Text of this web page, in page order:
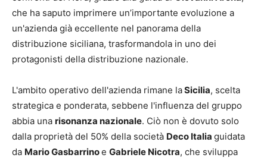
che ha saputo imprimere un’importante evoluzione a
un'azienda già eccellente nel panorama della
distribuzione siciliana, trasformandola in uno dei
protagonisti della distribuzione nazionale.
L'ambito operativo dell'azienda rimane laSicilia, scelta
strategica e ponderata, sebbene l'influenza del gruppo
abbia una risonanza nazionale. Ciò non è dovuto solo
dalla proprietà del 50% della società Deco Italia guidata
da Mario Gasbarrinoe Gabriele Nicotra, che sviluppa